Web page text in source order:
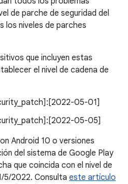
de parche de seguridad del
niveles de parches
que incluyen estas
el nivel de cadena de
05-01]
05-05]
Android 10 o versiones
del sistema de Google Play
que coincida con el nivel de
5/2022. Consulta este artículo